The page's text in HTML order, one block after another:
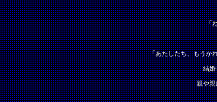
「
「あたしたち、もうか
結婚
親や親